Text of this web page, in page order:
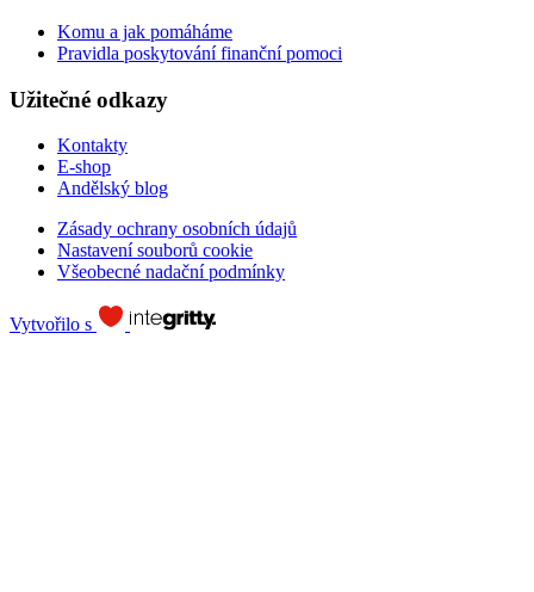
Komu a jak pomáháme
Pravidla poskytování finanční pomoci
Užitečné odkazy
Kontakty
E-shop
Andělský blog
Zásady ochrany osobních údajů
Nastavení souborů cookie
Všeobecné nadační podmínky
Vytvořilo s